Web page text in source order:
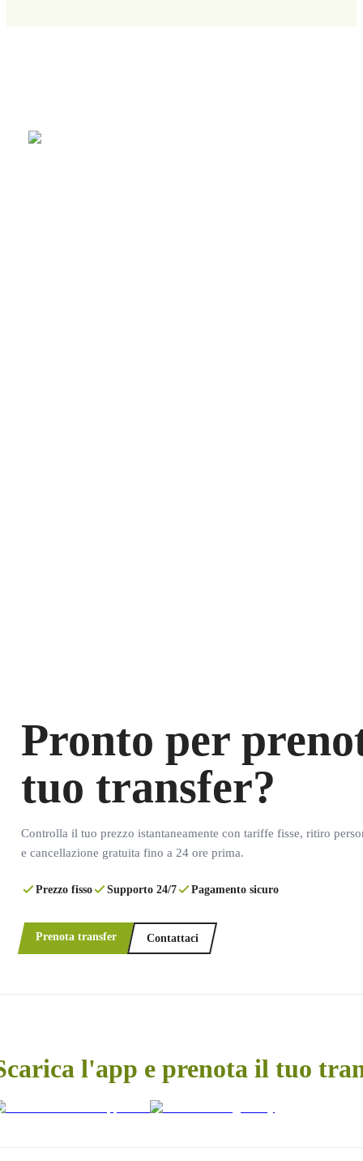
Pronto per
tuo transfer?
Controlla il tuo prezzo istantaneamente con tariffe fisse, ritiro
e cancellazione gratuita fino a 24 ore prima.
Prezzo fisso Supporto 24/7 Pagamento sicuro
Prenota transfer Contattaci
l'app e prenota il tuo